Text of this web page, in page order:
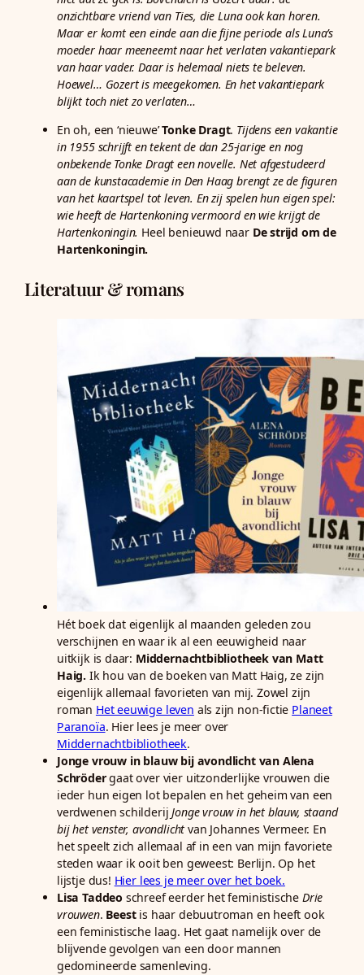
onzichtbare vriend van Ties, die Luna ook kan horen.
Maar er komt een einde aan die fijne periode als Luna’s
moeder haar meeneemt naar het verlaten vakantiepark
van haar vader. Daar is helemaal niets te beleven.
Hoewel… Gozert is meegekomen. En het vakantiepark
blijkt toch niet zo verlaten…
En oh, een ‘nieuwe’Tonke Dragt. Tijdens een vakantie
in 1955 schrijft en tekent de dan 25-jarige en nog
onbekende Tonke Dragt een novelle. Net afgestudeerd
aan de kunstacademie in Den Haag brengt ze de figuren
van het kaartspel tot leven. En zij spelen hun eigen spel:
wie heeft de Hartenkoning vermoord en wie krijgt de
Hartenkoningin. Heel benieuwd naar De strijd om de
Hartenkoningin.
Literatuur & romans
Hét boek dat eigenlijk al maanden geleden zou
verschijnen en waar ik al een eeuwigheid naar
uitkijk is daar: Middernachtbibliotheek van Matt
Haig. Ik hou van de boeken van Matt Haig, ze zijn
eigenlijk allemaal favorieten van mij. Zowel zijn
roman Het eeuwige leven als zijn non-fictie Planeet
Paranoïa. Hier lees je meer over
Middernachtbibliotheek.
Jonge vrouw in blauw bij avondlicht van Alena
Schrödergaat over vier uitzonderlijke vrouwen die
ieder hun eigen lot bepalen en het geheim van een
verdwenen schilderijJonge vrouw in het blauw, staand
bij het venster, avondlicht van Johannes Vermeer. En
het speelt zich allemaal af in een van mijn favoriete
steden waar ik ooit ben geweest: Berlijn. Op het
lijstje dus! Hier lees je meer over het boek.
Lisa Taddeo schreef eerder het feministische Drie
vrouwen. Beestis haar debuutroman en heeft ook
een feministische laag. Het gaat namelijk over de
blijvende gevolgen van een door mannen
gedomineerde samenleving.